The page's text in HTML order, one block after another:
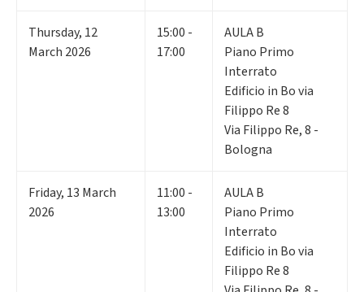
Thursday, 12
March 2026
15:00 -
17:00
AULA B
Piano Primo
Interrato
Edificio in Bo via
Filippo Re 8
Via Filippo Re, 8 -
Bologna
Friday, 13 March
2026
11:00 -
13:00
AULA B
Piano Primo
Interrato
Edificio in Bo via
Filippo Re 8